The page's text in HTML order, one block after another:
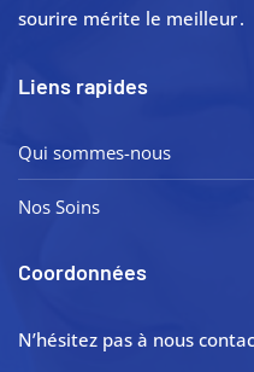
sourire mérite le meilleur .
Liens rapides
Qui sommes-nous
Nos Soins
Coordonnées
N’hésitez pas à nous